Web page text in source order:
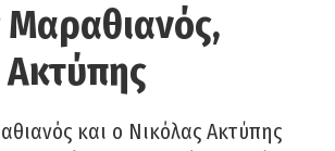
Μαραθιανός,
Ακτύπης
και ο Νικόλας Ακτύπης